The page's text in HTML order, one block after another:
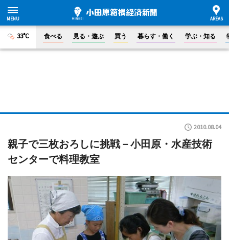
33°C 食べる 見る・遊ぶ 買う 暮らす・働く 学ぶ・知る
2010.08.04
親子で三枚おろしに挑戦－小田原・水産技術
センターで料理教室